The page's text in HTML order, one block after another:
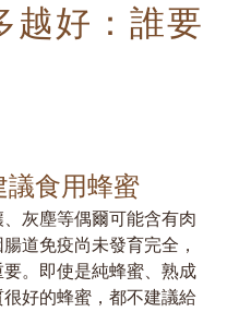
越好：誰要
議食用蜂蜜
灰塵等偶爾可能含有肉
道免疫尚未發育完全，
。即使是純蜂蜜、熟成
好的蜂蜜，都不建議給